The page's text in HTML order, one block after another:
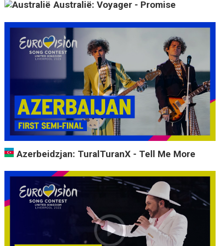
Australië: Voyager - Promise
Azerbeidzjan: TuralTuranX - Tell Me More